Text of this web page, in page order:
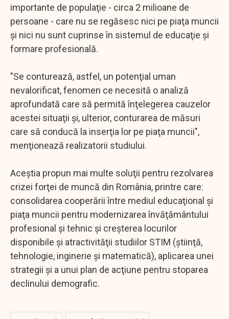
importante de populaţie - circa 2 milioane de
persoane - care nu se regăsesc nici pe piaţa muncii
şi nici nu sunt cuprinse în sistemul de educaţie şi
formare profesională.
"Se conturează, astfel, un potenţial uman
nevalorificat, fenomen ce necesită o analiză
aprofundată care să permită înţelegerea cauzelor
acestei situaţii şi, ulterior, conturarea de măsuri
care să conducă la inserţia lor pe piaţa muncii",
menţionează realizatorii studiului.
Aceştia propun mai multe soluţii pentru rezolvarea
crizei forţei de muncă din România, printre care:
consolidarea cooperării între mediul educaţional şi
piaţa muncii pentru modernizarea învăţământului
profesional şi tehnic şi creşterea locurilor
disponibile şi atractivităţii studiilor STIM (ştiinţă,
tehnologie, inginerie şi matematică), aplicarea unei
strategii şi a unui plan de acţiune pentru stoparea
declinului demografic.